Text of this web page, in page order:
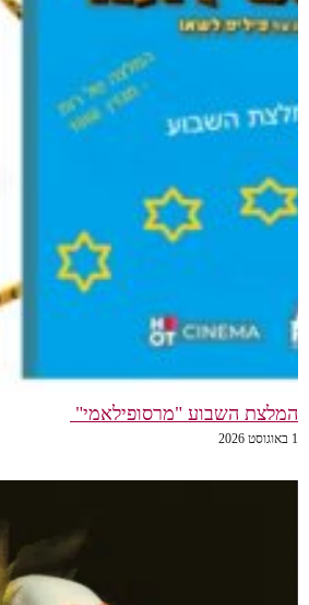
המלצת השבוע "מרסופילאמי"
1 באוגוסט 2026